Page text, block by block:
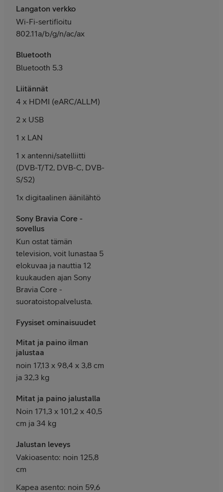
Langaton verkko
Wi-Fi-sertifioitu
802.11a/b/g/n/ac/ax
Bluetooth
Bluetooth 5.3
Liitännät
4 x HDMI (eARC/ALLM)
2 x USB
1 x LAN
1 x antenni/satelliitti
(DVB-T/T2, DVB-C, DVB-
S/S2)
1x digitaalinen äänilähtö
Sony Bravia Core -
sovellus
Kun ostat tämän
television, voit lunastaa 5
elokuvaa ja nauttia 12
kuukauden ajan Sony
Bravia Core -
suoratoistopalvelusta.
Fyysiset ominaisuudet
Mitat ja paino ilman
jalustaa
noin 17,13 x 98,4 x 3,8 cm
ja 32,3 kg
Mitat ja paino jalustalla
Noin 171,3 x 101,2 x 40,5
cm ja 34 kg
Jalustan leveys
Vakioasento: noin 125,8
cm
Kapea asento: noin 59,6